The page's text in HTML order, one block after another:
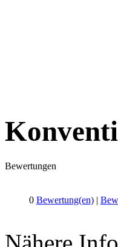
Bewertungen
0 Bewertung(en) |